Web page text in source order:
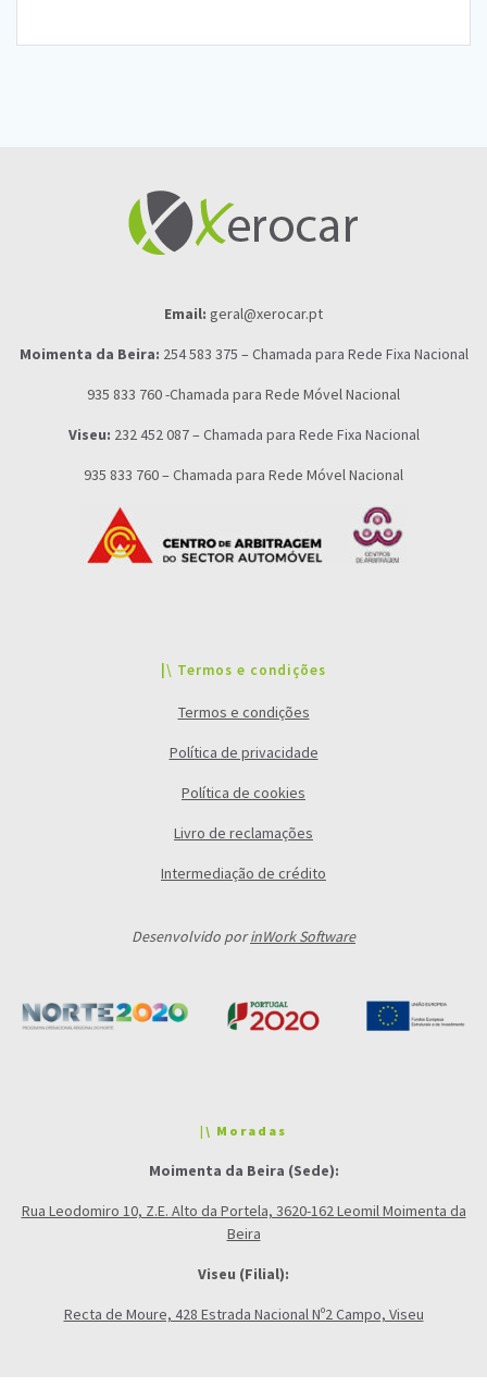
Email: geral@xerocar.pt
Moimenta da Beira: 254 583 375 – Chamada para Rede Fixa Nacional
935 833 760 -Chamada para Rede Móvel Nacional
Viseu: 232 452 087 – Chamada para Rede Fixa Nacional
935 833 760 – Chamada para Rede Móvel Nacional
|\ Termos e condições
Termos e condições
Política de privacidade
Política de cookies
Livro de reclamações
Intermediação de crédito
Desenvolvido porinWork Software
|\ Moradas
Moimenta da Beira (Sede):
Rua Leodomiro 10, Z.E. Alto da Portela, 3620-162 Leomil Moimenta da
Beira
Viseu (Filial):
Recta de Moure, 428 Estrada Nacional Nº2 Campo, Viseu